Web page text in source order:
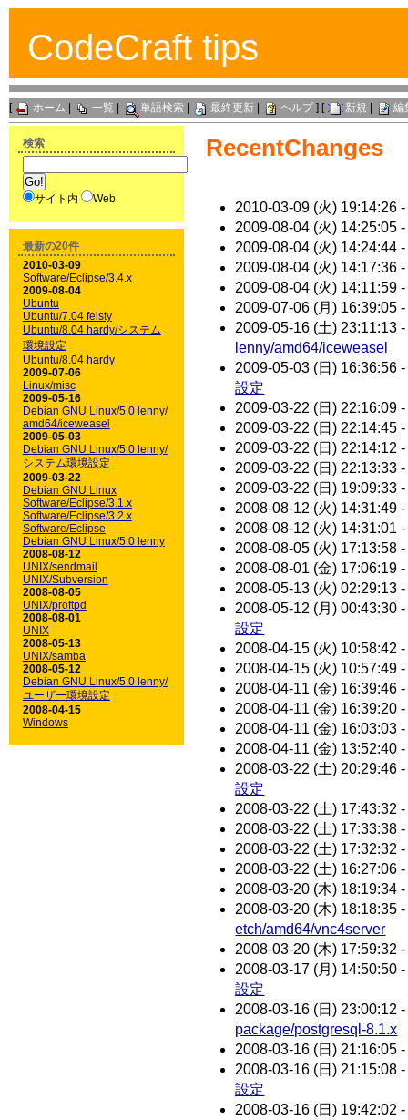
CodeCraft tips
[ ホーム 一覧 単語検索| 最終更新| ヘルプ] [ 新規 編
RecentChanges
2010-03-09 (火) 19:14:26
2009-08-04 (火) 14:25:05
2009-08-04 (火) 14:24:44
2009-08-04 (火) 14:17:36
2009-08-04 (火) 14:11:59
2009-07-06 (月) 16:39:05
2009-05-16 (土) 23:11:13
lenny/amd64/iceweasel
2009-05-03 (日) 16:36:56
設定
2009-03-22 (日) 22:16:09
2009-03-22 (日) 22:14:45
2009-03-22 (日) 22:14:12
2009-03-22 (日) 22:13:33
2009-03-22 (日) 19:09:33
2008-08-12 (火) 14:31:49
2008-08-12 (火) 14:31:01
2008-08-05 (火) 17:13:58
2008-08-01 (金) 17:06:19
2008-05-13 (火) 02:29:13
2008-05-12 (月) 00:43:30
設定
2008-04-15 (火) 10:58:42
2008-04-15 (火) 10:57:49
2008-04-11 (金) 16:39:46
2008-04-11 (金) 16:39:20
2008-04-11 (金) 16:03:03
2008-04-11 (金) 13:52:40
2008-03-22 (土) 20:29:46
設定
2008-03-22 (土) 17:43:32
2008-03-22 (土) 17:33:38
2008-03-22 (土) 17:32:32
2008-03-22 (土) 16:27:06
2008-03-20 (木) 18:19:34
2008-03-20 (木) 18:18:35
etch/amd64/vnc4server
2008-03-20 (木) 17:59:32
2008-03-17 (月) 14:50:50
設定
2008-03-16 (日) 23:00:12
package/postgresql-8.1.x
2008-03-16 (日) 21:16:05
2008-03-16 (日) 21:15:08
設定
2008-03-16 (日) 19:42:02
検索
サイト内 Web
最新の20件
2010-03-09
Software/Eclipse/3.4.x
2009-08-04
Ubuntu
Ubuntu/7.04 feisty
Ubuntu/8.04 hardy/システム
環境設定
Ubuntu/8.04 hardy
2009-07-06
Linux/misc
2009-05-16
Debian GNU Linux/5.0 lenny/
amd64/iceweasel
2009-05-03
Debian GNU Linux/5.0 lenny/
システム環境設定
2009-03-22
Debian GNU Linux
Software/Eclipse/3.1.x
Software/Eclipse/3.2.x
Software/Eclipse
Debian GNU Linux/5.0 lenny
2008-08-12
UNIX/sendmail
UNIX/Subversion
2008-08-05
UNIX/proftpd
2008-08-01
UNIX
2008-05-13
UNIX/samba
2008-05-12
Debian GNU Linux/5.0 lenny/
ユーザー環境設定
2008-04-15
Windows